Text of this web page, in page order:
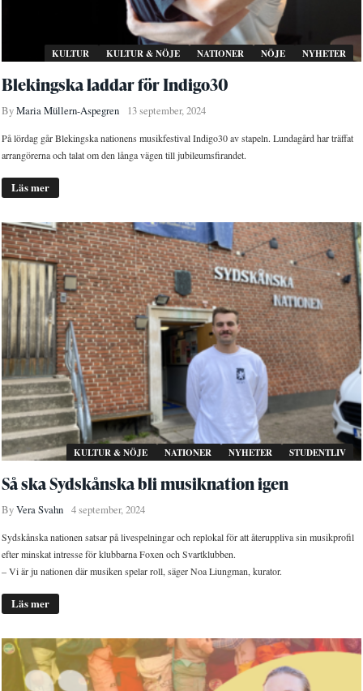
KULTUR KULTUR & NÖJE NATIONER NÖJE NYHETER
Blekingska laddar för Indigo30
ByMaria Müllern-Aspegren 13 september, 2024
På lördag går Blekingska nationens musikfestival Indigo30 av stapeln. Lundagård har träffat
arrangörerna och talat om den långa vägen till jubileumsfirandet.
Läs mer
KULTUR & NÖJE NATIONER NYHETER STUDENTLIV
Så ska Sydskånska bli musiknation igen
ByVera Svahn 4 september, 2024
Sydskånska nationen satsar på livespelningar och replokal för att återuppliva sin musikprofil
efter minskat intresse för klubbarna Foxen och Svartklubben.
– Vi är ju nationen där musiken spelar roll, säger Noa Liungman, kurator.
Läs mer